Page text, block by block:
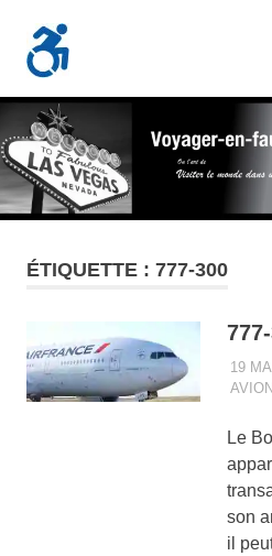
content
En-
Aventures
d'un
handi-
voyageur
ÉTIQUETTE : 777-300
19
Le
son
il